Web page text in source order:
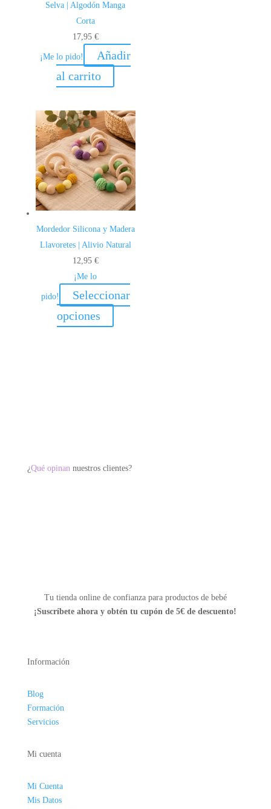
Selva | Algodón Manga
Corta
17,95 €
¡Me lo pido!
Añadir
al carrito
Mordedor Silicona y Madera
Llavoretes | Alivio Natural
12,95 €
¡Me lo
pido!
Seleccionar
opciones
producto
en
¿Qué opinan nuestros clientes?
Tu tienda online de confianza para productos de bebé
¡Suscríbete ahora yobtén tu cupón de 5€ de descuento!
Información
Blog
Formación
Servicios
Mi cuenta
Mi Cuenta
Mis Datos